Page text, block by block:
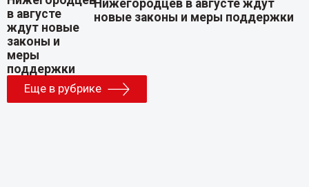
Нижегородцев в августе ждут
новые законы и меры поддержки
Еще в рубрике